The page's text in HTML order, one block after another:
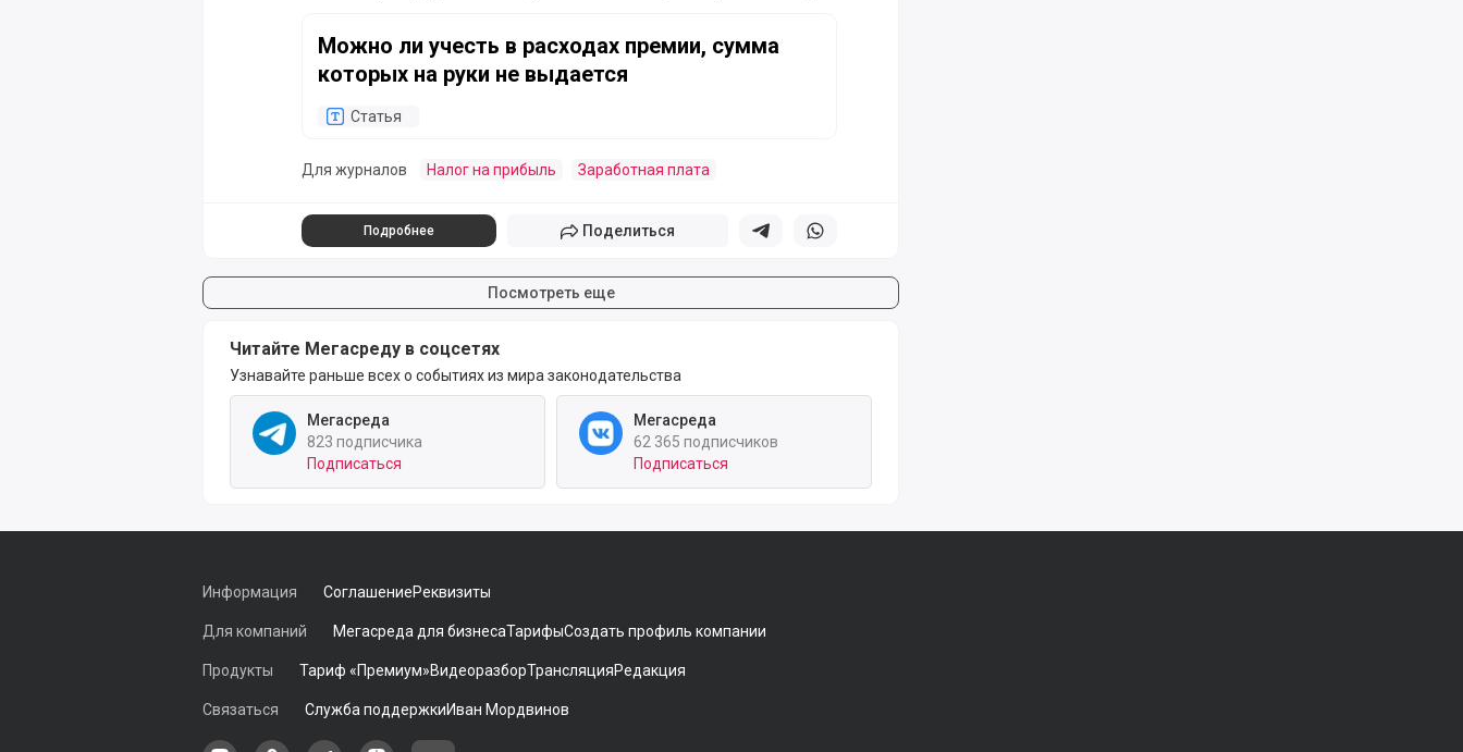
какие-либо блага. Вопрос о возможности учета подобных
поощрений (а также начисленных на них страховых взносов)
при налогообложении прибыли рассмотрела ФНС России в
Можно ли учесть в расходах премии, сумма
которых на руки не выдается
Статья
Для журналов Налог на прибыль Заработная плата
Подробнее Поделиться Поделиться в телеграм
Поделиться в whatsapp
Посмотреть еще
Читайте Мегасреду в соцсетях
Узнавайте раньше всех о событиях из мира законодательства
Мегасреда
823 подписчика
Подписаться
Мегасреда
62 365 подписчиков
Подписаться
Информация СоглашениеРеквизиты
Для компаний Мегасреда для бизнесаТарифыСоздать профиль компании
Продукты Тариф «Премиум»ВидеоразборТрансляцияРедакция
Связаться Служба поддержкиИван Мордвинов
Наша группа в ВКонтакте
Наша группа на Одноклассники[
Наша группа в Telegram
наш профиль на Дзен
Наш аккаунт на Мегасреде